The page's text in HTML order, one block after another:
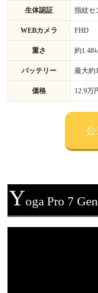
生体認証 指紋セ
WEBカメラ FHD
重さ 約1.48
バッテリー 最大約
価格 12.9万
公
Yoga Pro 7